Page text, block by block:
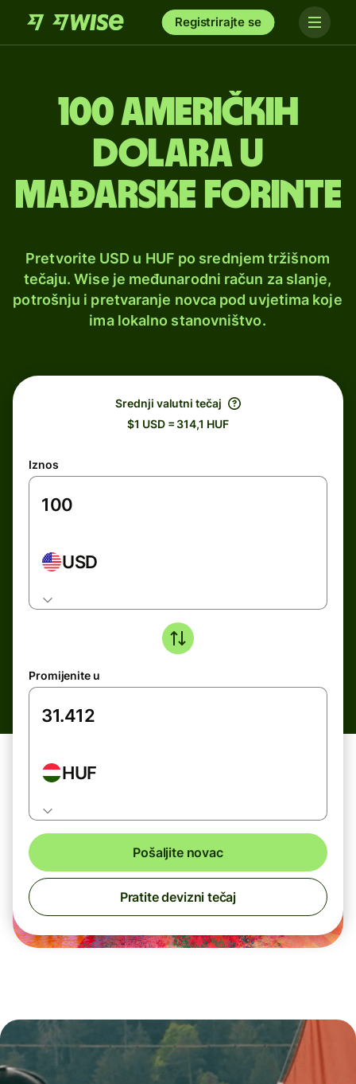
Registrirajte se
100 američkih
dolara u
mađarske forinte
Pretvorite USD u HUF po srednjem tržišnom
tečaju. Wise je međunarodni račun za slanje,
potrošnju i pretvaranje novca pod uvjetima koje
ima lokalno stanovništvo.
Srednji valutni tečaj
$1 USD = 314,1 HUF
Iznos
USD
Promijenite u
HUF
Pošaljite novac
Pratite devizni tečaj